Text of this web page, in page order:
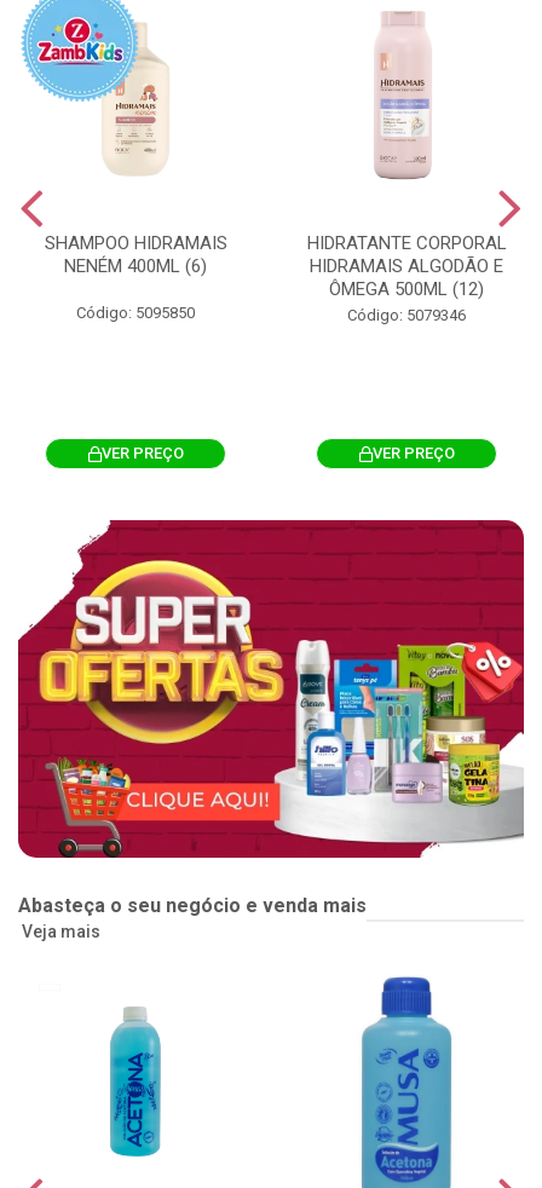
SHAMPOO HIDRAMAIS
NENÉM 400ML (6)
Código: 5095850
VER PREÇO
HIDRATANTE CORPORAL
HIDRAMAIS ALGODÃO E
ÔMEGA 500ML (12)
Código: 5079346
VER PREÇO
Abasteça o seu negócio e venda mais
Veja mais